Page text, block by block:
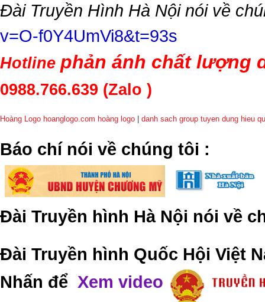
Đài Truyền Hình Hà Nội nói về
v=O-f0Y4UmVi8&t=93s
Hotline phản ánh chất lượng
0988.766.639 (Zalo )
Hoàng Logo hoanglogo.com hoàng logo danh sach group tuyen dung hieu
​Báo chí nói về chúng tôi :
Đài Truyền hình Hà Nội nói về
Đài Truyền hình Quốc Hội Việt
Nhấn để Xem video